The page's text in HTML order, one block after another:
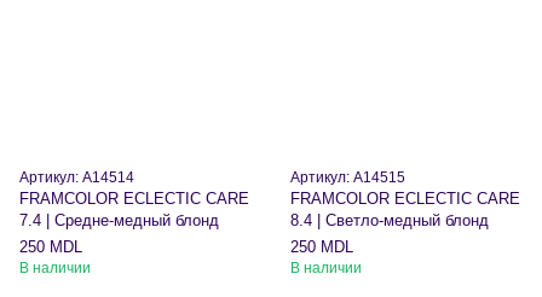
Артикул: A14514
FRAMCOLOR ECLECTIC CARE
7.4 | Средне-медный блонд
250 MDL
В наличии
Артикул: A14515
FRAMCOLOR ECLECTIC CARE
8.4 | Светло-медный блонд
250 MDL
В наличии